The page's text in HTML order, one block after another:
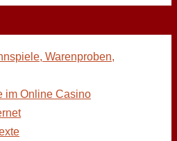
Warenproben,
im Online Casino